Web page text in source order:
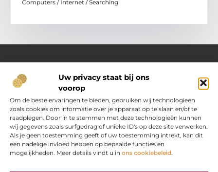
Uw privacy staat bij ons
voorop
Om de beste ervaringen te bieden, gebruiken wij technologieën
zoals cookies om informatie over je apparaat op te slaan en/of te
raadplegen. Door in te stemmen met deze technologieën kunnen
wij gegevens zoals surfgedrag of unieke ID's op deze site verwerken.
Als je geen toestemming geeft of uw toestemming intrekt, kan dit
een nadelige invloed hebben op bepaalde functies en
mogelijkheden. Meer details vindt u in ons cookiebeleid.
Computers / Internet / Searching
Over Oranje-web.nl
Dé plek voor praktische inzichten en dagelijkse inspiratie
Verken een gevarieerd aanbod aan artikelen en blogs
boordevol handige tips, slimme ideeën en verrassende
inzichten. Alles om jouw dagelijks leven nét wat eenvoudiger
en leuker te maken.
Main Links